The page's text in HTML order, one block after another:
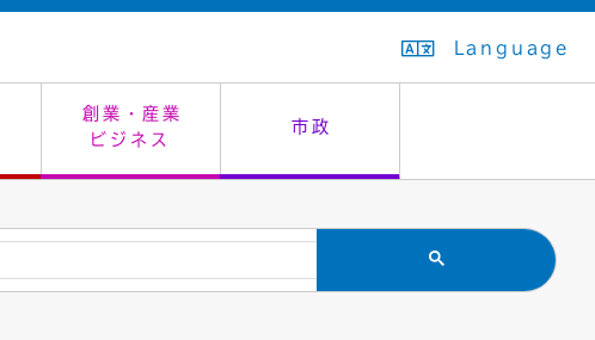
Language
創業・産業
ビジネス
市政
生活排水
市民安全
教育委員会
入学式・卒業式
救急・夜間診療
感染症
施設予約（まつぼっくり）
はたちの集い
指定管理者制度
公共事業の技術監理
議会
オープンデータ